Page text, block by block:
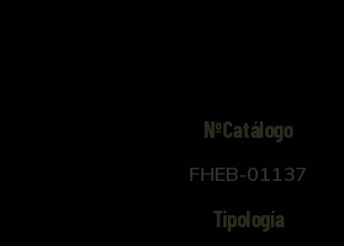
NºCatálogo
FHEB-01137
Tipología